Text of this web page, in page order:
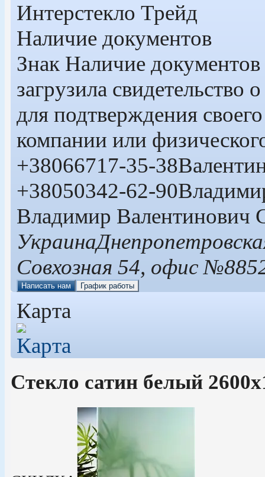
Интерстекло Трейд
Наличие документов
Знак Наличие документов
загрузила свидетельство
для подтверждения
компании или
+38066717-35-38
+38050342-62-90
Владимир Валентинович
Украина
Совхозная 54, офис №88
Написать нам График работы
Карта
Стекло сатин белый